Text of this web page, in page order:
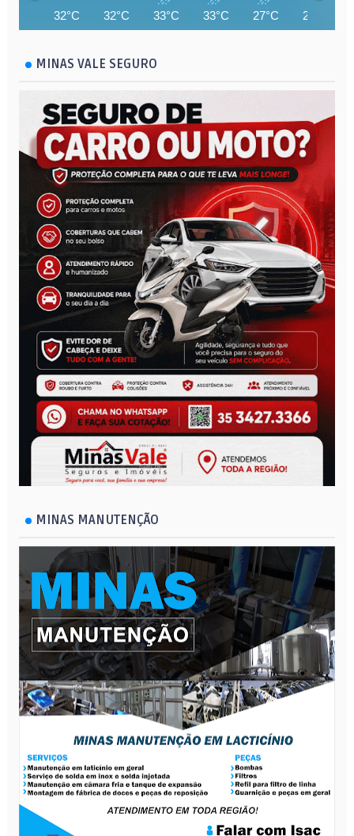
32°C 32°C 33°C 33°C 27°C 25°C
MINAS VALE SEGURO
MINAS MANUTENÇÃO